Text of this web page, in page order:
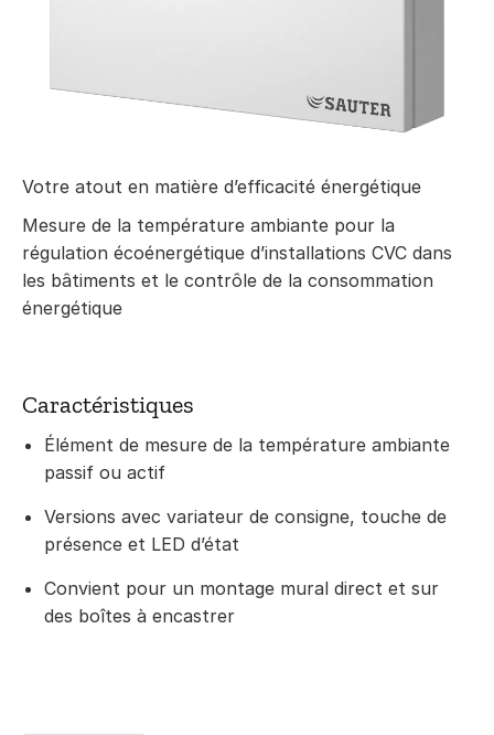
Votre atout en matière d’efficacité énergétique
Mesure de la température ambiante pour la
régulation écoénergétique d’installations CVC dans
les bâtiments et le contrôle de la consommation
énergétique
Caractéristiques
Élément de mesure de la température ambiante
passif ou actif
Versions avec variateur de consigne, touche de
présence et LED d’état
Convient pour un montage mural direct et sur
des boîtes à encastrer